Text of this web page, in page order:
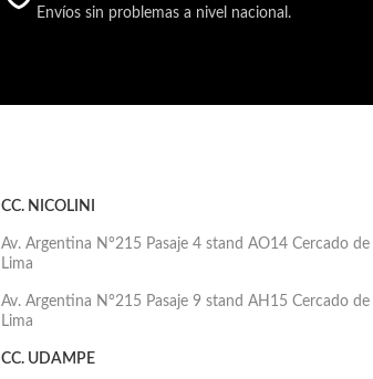
Envíos sin problemas a nivel nacional.
CC. NICOLINI
Av. Argentina N°215 Pasaje 4 stand AO14 Cercado de
Lima
Av. Argentina N°215 Pasaje 9 stand AH15 Cercado de
Lima
CC. UDAMPE